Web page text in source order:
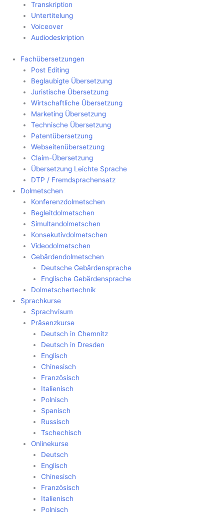
Transkription
Untertitelung
Voiceover
Audiodeskription
Fachübersetzungen
Post Editing
Beglaubigte Übersetzung
Juristische Übersetzung
Wirtschaftliche Übersetzung
Marketing Übersetzung
Technische Übersetzung
Patentübersetzung
Webseitenübersetzung
Claim-Übersetzung
Übersetzung Leichte Sprache
DTP / Fremdsprachensatz
Dolmetschen
Konferenzdolmetschen
Begleitdolmetschen
Simultandolmetschen
Konsekutivdolmetschen
Videodolmetschen
Gebärdendolmetschen
Deutsche Gebärdensprache
Englische Gebärdensprache
Dolmetschertechnik
Sprachkurse
Sprachvisum
Präsenzkurse
Deutsch in Chemnitz
Deutsch in Dresden
Englisch
Chinesisch
Französisch
Italienisch
Polnisch
Spanisch
Russisch
Tschechisch
Onlinekurse
Deutsch
Englisch
Chinesisch
Französisch
Italienisch
Polnisch